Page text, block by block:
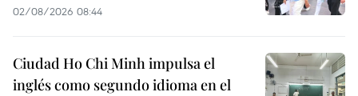
02/08/2026 08:44
Ciudad Ho Chi Minh impulsa el
inglés como segundo idioma en el